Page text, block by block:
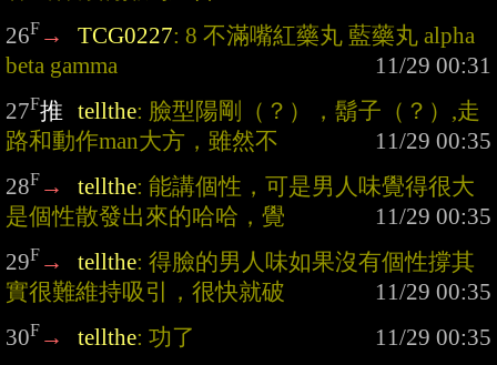
26F → TCG0227: 8 不滿嘴紅藥丸 藍藥丸 alpha
beta gamma
27F推 tellthe: 臉型陽剛（？），鬍子（？）,走
路和動作man大方，雖然不
28F → tellthe: 能講個性，可是男人味覺得很大
是個性散發出來的哈哈，覺
29F → tellthe: 得臉的男人味如果沒有個性撐其
實很難維持吸引，很快就破
30F → tellthe: 功了